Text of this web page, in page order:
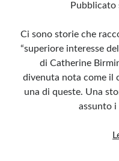
Questo blog non rappresenta una
sensi della legge n· 62 del
pubblicato dai lettori nei commenti
ritenuti offensivi o lesivi
razzisti o che contengano dati
privacy. Alcune immagini inserite
immediatamente rimosse. L’autore
Pubblicato
Ci sono storie che
“superiore interesse
di Catherine
divenuta nota come il
una di queste. Una
assunto